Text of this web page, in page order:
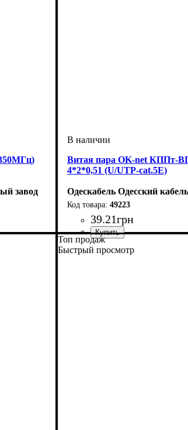
завод
Витая пара OK-net КППт-
4*2*0,51 (U/UTP-cat.5E)
Одескабель Одесский
49223
39.21грн
Категория
Тип: U/UTP
Конструкция
Оболочка
Особенности
Топ продаж
Быстрый просмотр